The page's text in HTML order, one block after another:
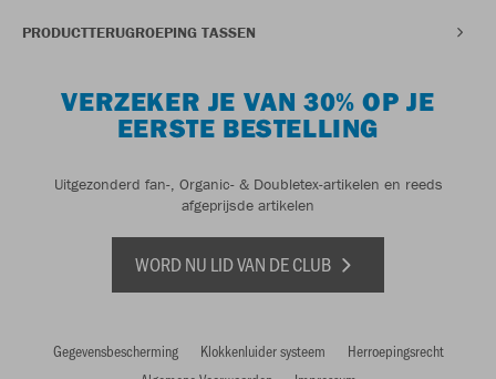
PRODUCTTERUGROEPING TASSEN
VERZEKER JE VAN 30% OP JE
EERSTE BESTELLING
Uitgezonderd fan-, Organic- & Doubletex-artikelen en reeds
afgeprijsde artikelen
WORD NU LID VAN DE CLUB
Gegevensbescherming Klokkenluider systeem
Herroepingsrecht